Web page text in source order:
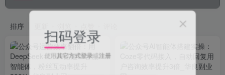
排序 扫码登录
使用其它方式登录或注册